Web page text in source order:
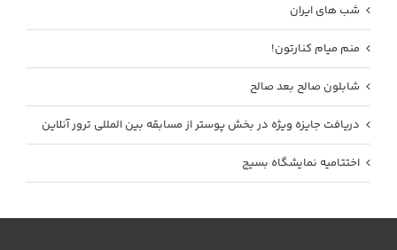
شب های ایران
منم میام کنارتون!
شابلون صالح بعد صالح
دریافت جایزه ویژه در بخش پوستر از مسابقه بین المللی ترور آنلاین
اختتامیه نمایشگاه بسیج